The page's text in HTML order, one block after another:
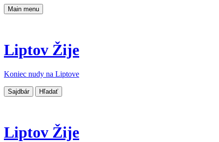
Main menu
Liptov Žije
Koniec nudy na Liptove
Sajdbár Hľadať
Liptov Žije